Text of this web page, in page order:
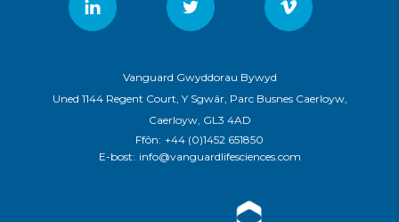
Vanguard Gwyddorau Bywyd
Uned 1144 Regent Court, Y Sgwâr, Parc Busnes Caerloyw,
Caerloyw, GL3 4AD
Ffôn: +44 (0)1452 651850
E-bost: info@vanguardlifesciences.com